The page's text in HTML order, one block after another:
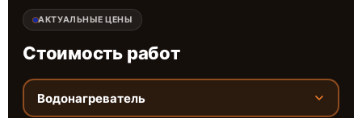
АКТУАЛЬНЫЕ ЦЕНЫ
Стоимость работ
Водонагреватель